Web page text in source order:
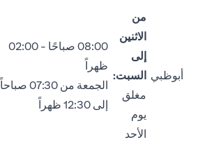
أبوظبي
من
الاثنين
إلى
السبت:
مغلق
يوم
الأحد
08:00 صباحًا - 02:00
ظهراً
الجمعة من 07:30 صباحاً
إلى 12:30 ظهراً